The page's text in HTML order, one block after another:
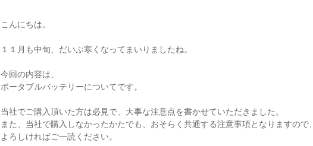
こんにちは。
１１月も中旬、だいぶ寒くなってまいりましたね。
今回の内容は、
ポータブルバッテリーについてです。
当社でご購入頂いた方は必見で、大事な注意点を書かせていただきました。
また、当社で購入しなかったかたでも、おそらく共通する注意事項となりますので、
よろしければご一読ください。